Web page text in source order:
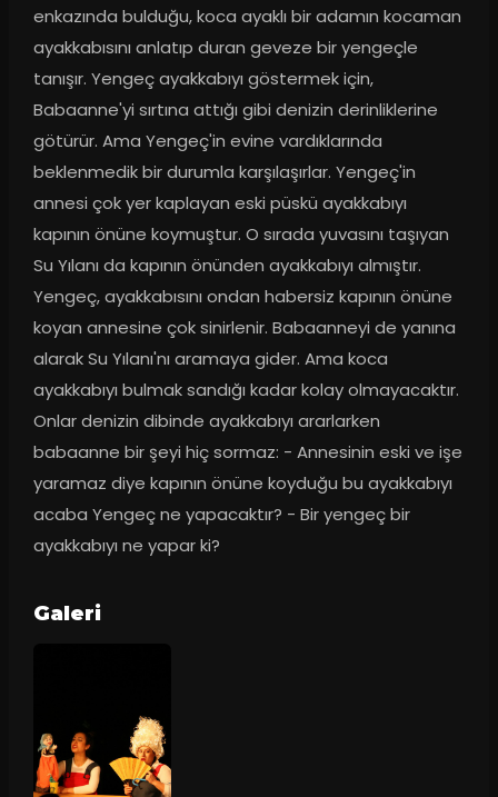
enkazında bulduğu, koca ayaklı bir adamın kocaman
ayakkabısını anlatıp duran geveze bir yengeçle
tanışır. Yengeç ayakkabıyı göstermek için,
Babaanne'yi sırtına attığı gibi denizin derinliklerine
götürür. Ama Yengeç'in evine vardıklarında
beklenmedik bir durumla karşılaşırlar. Yengeç'in
annesi çok yer kaplayan eski püskü ayakkabıyı
kapının önüne koymuştur. O sırada yuvasını taşıyan
Su Yılanı da kapının önünden ayakkabıyı almıştır.
Yengeç, ayakkabısını ondan habersiz kapının önüne
koyan annesine çok sinirlenir. Babaanneyi de yanına
alarak Su Yılanı'nı aramaya gider. Ama koca
ayakkabıyı bulmak sandığı kadar kolay olmayacaktır.
Onlar denizin dibinde ayakkabıyı ararlarken
babaanne bir şeyi hiç sormaz: - Annesinin eski ve işe
yaramaz diye kapının önüne koyduğu bu ayakkabıyı
acaba Yengeç ne yapacaktır? - Bir yengeç bir
ayakkabıyı ne yapar ki?
Galeri